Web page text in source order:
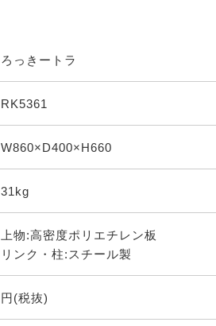
ろっきートラ
RK5361
W860×D400×H660
31kg
上物:高密度ポリエチレン板
リンク・柱:スチール製
円(税抜)